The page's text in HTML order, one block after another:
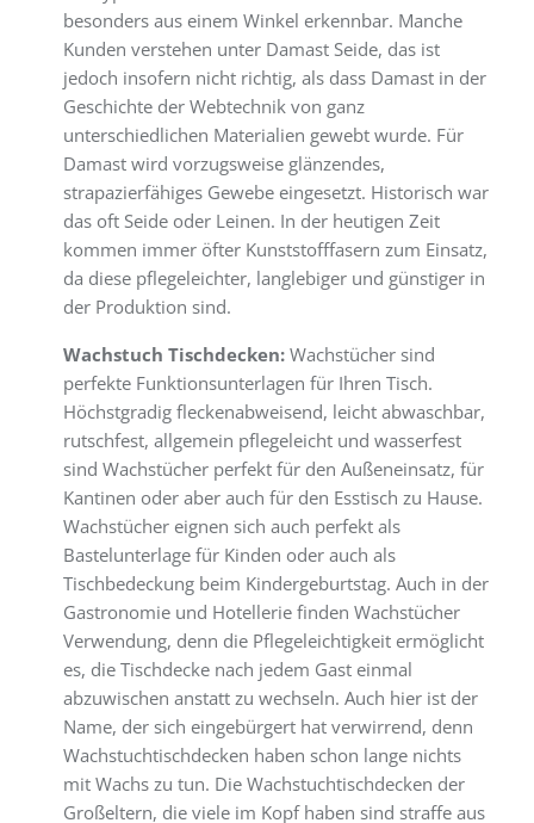
besonders aus einem Winkel erkennbar. Manche
Kunden verstehen unter Damast Seide, das ist
jedoch insofern nicht richtig, als dass Damast in der
Geschichte der Webtechnik von ganz
unterschiedlichen Materialien gewebt wurde. Für
Damast wird vorzugsweise glänzendes,
strapazierfähiges Gewebe eingesetzt. Historisch war
das oft Seide oder Leinen. In der heutigen Zeit
kommen immer öfter Kunststofffasern zum Einsatz,
da diese pflegeleichter, langlebiger und günstiger in
der Produktion sind.
Wachstuch Tischdecken: Wachstücher sind
perfekte Funktionsunterlagen für Ihren Tisch.
Höchstgradig fleckenabweisend, leicht abwaschbar,
rutschfest, allgemein pflegeleicht und wasserfest
sind Wachstücher perfekt für den Außeneinsatz, für
Kantinen oder aber auch für den Esstisch zu Hause.
Wachstücher eignen sich auch perfekt als
Bastelunterlage für Kinden oder auch als
Tischbedeckung beim Kindergeburtstag. Auch in der
Gastronomie und Hotellerie finden Wachstücher
Verwendung, denn die Pflegeleichtigkeit ermöglicht
es, die Tischdecke nach jedem Gast einmal
abzuwischen anstatt zu wechseln. Auch hier ist der
Name, der sich eingebürgert hat verwirrend, denn
Wachstuchtischdecken haben schon lange nichts
mit Wachs zu tun. Die Wachstuchtischdecken der
Großeltern, die viele im Kopf haben sind straffe aus